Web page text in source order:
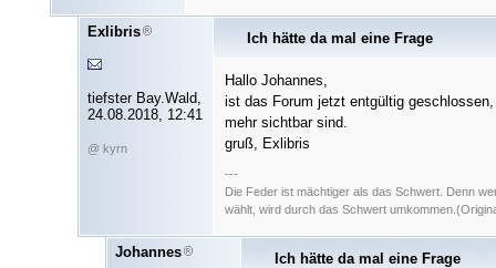
Exlibris
tiefster Bay.Wald,
24.08.2018, 12:41
@ kyrn
Ich hätte da mal eine Frage
Hallo Johannes,
ist das Forum jetzt entgültig
mehr sichtbar sind.
gruß, Exlibris
---
Die Feder ist mächtiger als das Schwert. Denn
wählt, wird durch das Schwert
Johannes Ich hätte da mal eine Frage